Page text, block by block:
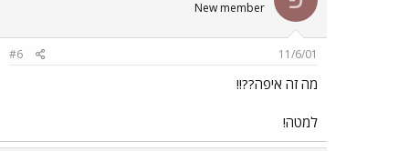
New member
11/6/01
#6
מה זה איפה??!!
למטה!